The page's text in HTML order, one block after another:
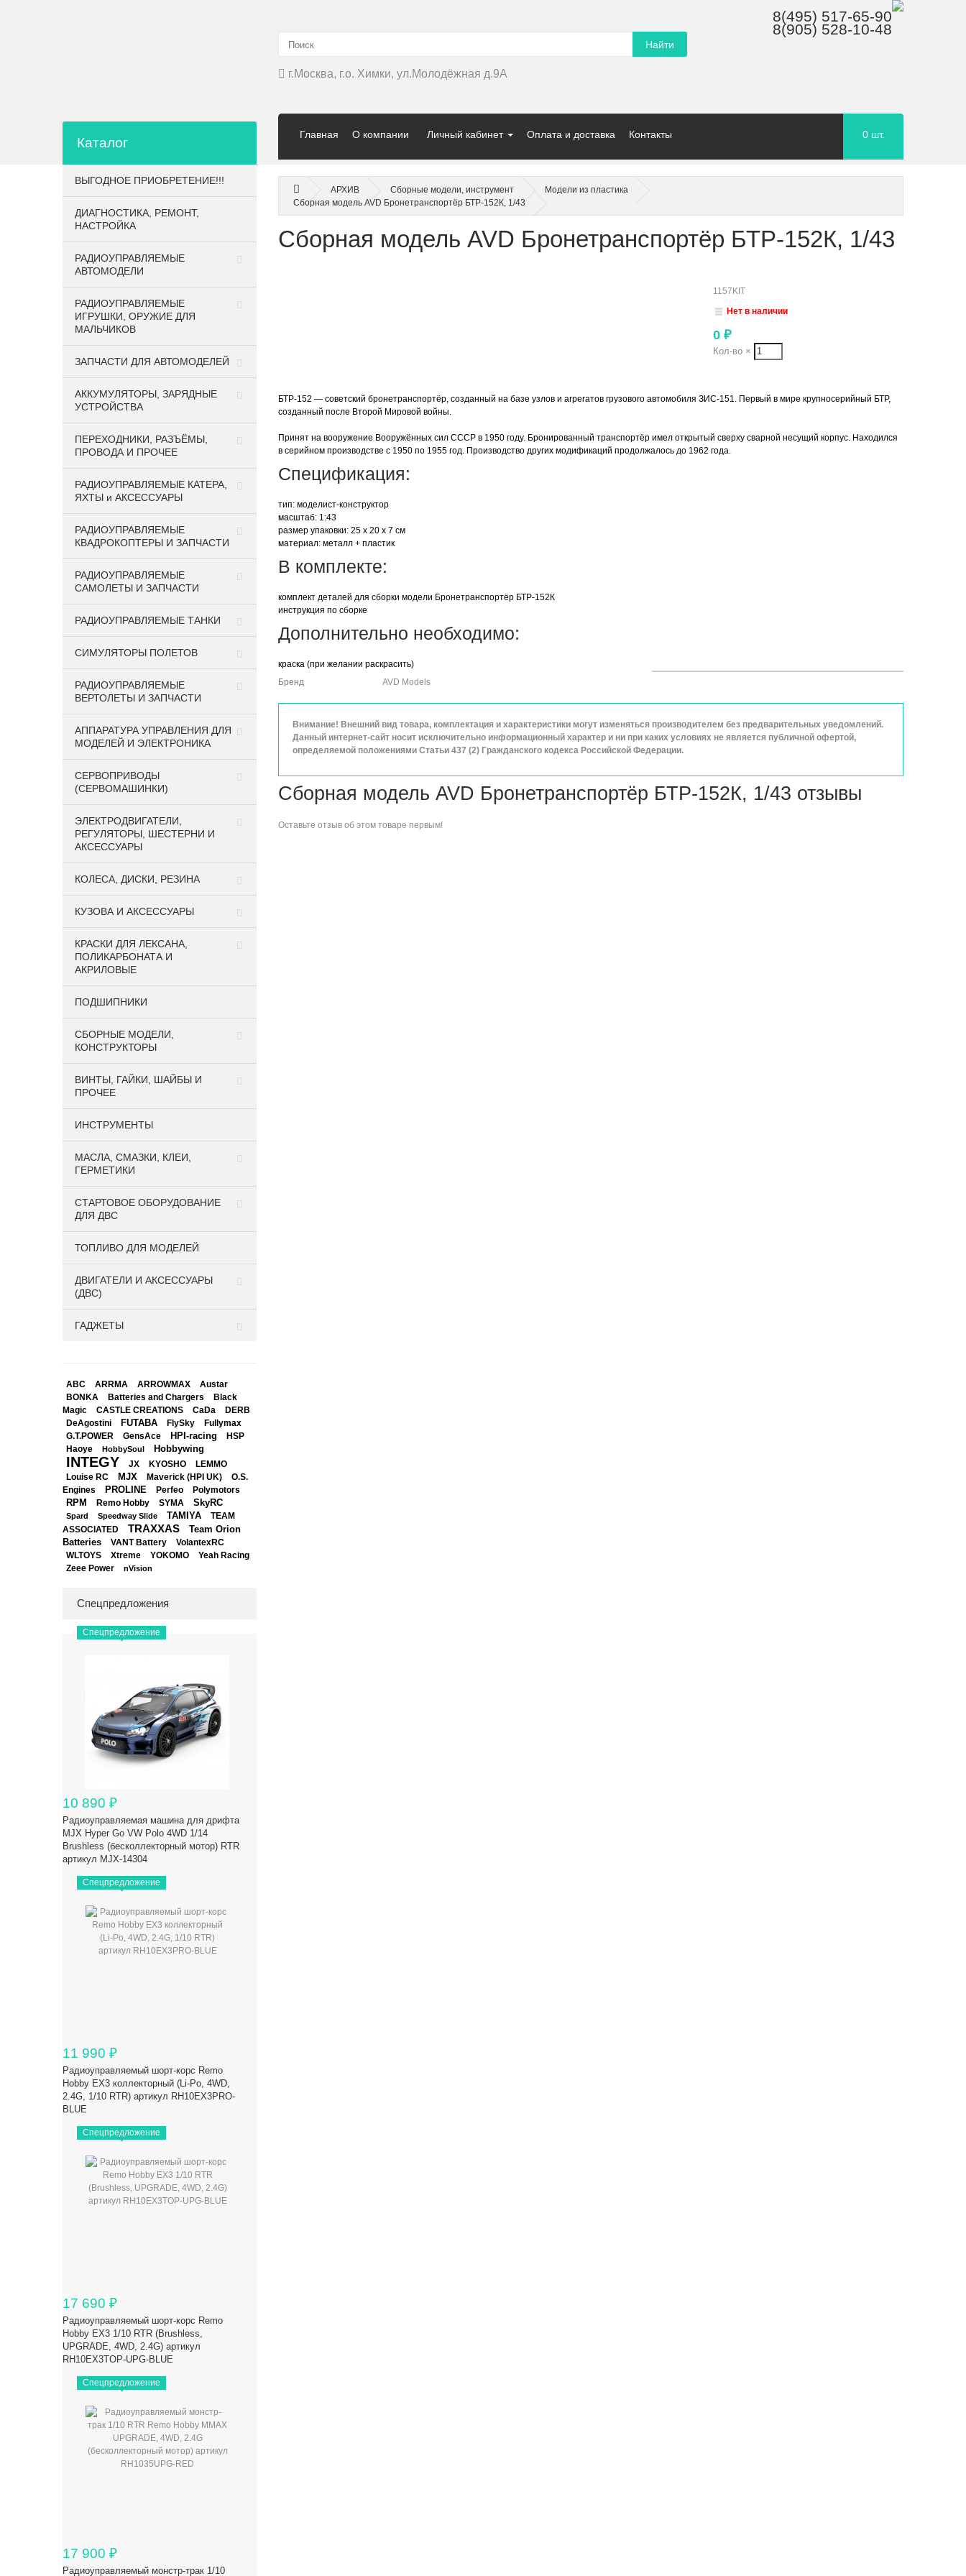
г.Москва, г.о. Химки, ул.Молодёжная д.9А
8(495) 517-65-90
8(905) 528-10-48
Главная О компании Личный кабинет Оплата и доставка Контакты 0 шт.
Каталог
ВЫГОДНОЕ ПРИОБРЕТЕНИЕ!!!
ДИАГНОСТИКА, РЕМОНТ,
НАСТРОЙКА
РАДИОУПРАВЛЯЕМЫЕ
АВТОМОДЕЛИ
РАДИОУПРАВЛЯЕМЫЕ
ИГРУШКИ, ОРУЖИЕ ДЛЯ
МАЛЬЧИКОВ
ЗАПЧАСТИ ДЛЯ АВТОМОДЕЛЕЙ
АККУМУЛЯТОРЫ, ЗАРЯДНЫЕ
УСТРОЙСТВА
ПЕРЕХОДНИКИ, РАЗЪЁМЫ,
ПРОВОДА И ПРОЧЕЕ
РАДИОУПРАВЛЯЕМЫЕ КАТЕРА,
ЯХТЫ и АКСЕССУАРЫ
РАДИОУПРАВЛЯЕМЫЕ
КВАДРОКОПТЕРЫ И ЗАПЧАСТИ
РАДИОУПРАВЛЯЕМЫЕ
САМОЛЕТЫ И ЗАПЧАСТИ
РАДИОУПРАВЛЯЕМЫЕ ТАНКИ
СИМУЛЯТОРЫ ПОЛЕТОВ
РАДИОУПРАВЛЯЕМЫЕ
ВЕРТОЛЕТЫ И ЗАПЧАСТИ
АППАРАТУРА УПРАВЛЕНИЯ ДЛЯ
МОДЕЛЕЙ И ЭЛЕКТРОНИКА
СЕРВОПРИВОДЫ
(СЕРВОМАШИНКИ)
ЭЛЕКТРОДВИГАТЕЛИ,
РЕГУЛЯТОРЫ, ШЕСТЕРНИ И
АКСЕССУАРЫ
КОЛЕСА, ДИСКИ, РЕЗИНА
КУЗОВА И АКСЕССУАРЫ
КРАСКИ ДЛЯ ЛЕКСАНА,
ПОЛИКАРБОНАТА И
АКРИЛОВЫЕ
ПОДШИПНИКИ
CБОРНЫЕ МОДЕЛИ,
КОНСТРУКТОРЫ
ВИНТЫ, ГАЙКИ, ШАЙБЫ И
ПРОЧЕЕ
ИНСТРУМЕНТЫ
МАСЛА, СМАЗКИ, КЛЕИ,
ГЕРМЕТИКИ
СТАРТОВОЕ ОБОРУДОВАНИЕ
ДЛЯ ДВС
ТОПЛИВО ДЛЯ МОДЕЛЕЙ
ДВИГАТЕЛИ И АКСЕССУАРЫ
(ДВС)
ГАДЖЕТЫ
ABC ARRMA ARROWMAX Austar
BONKA Batteries and Chargers
Black
Magic
CASTLE CREATIONS CaDa DERB
DeAgostini FUTABA FlySky Fullymax
G.T.POWER GensAce HPI-racing
HSP
Haoye
HobbySoul Hobbywing
INTEGY JX KYOSHO
LEMMO
Louise RC
MJX Maverick (HPI UK)
O.S.
Engines
PROLINE Perfeo Polymotors
RPM Remo Hobby SYMA SkyRC
Spard Speedway Slide TAMIYA
TEAM
ASSOCIATED
TRAXXAS
Team Orion
Batteries
VANT Battery VolantexRC
WLTOYS Xtreme YOKOMO Yeah Racing
Zeee Power nVision
Спецпредложения
Спецпредложение
10 890 ₽
Радиоуправляемая машина для дрифта
MJX Hyper Go VW Polo 4WD 1/14
Brushless (бесколлекторный мотор) RTR
артикул MJX-14304
Спецпредложение
11 990 ₽
Радиоуправляемый шорт-корс Remo
Hobby EX3 коллекторный (Li-Po, 4WD,
2.4G, 1/10 RTR) артикул RH10EX3PRO-
BLUE
Спецпредложение
17 690 ₽
Радиоуправляемый шорт-корс Remo
Hobby EX3 1/10 RTR (Brushless,
UPGRADE, 4WD, 2.4G) артикул
RH10EX3TOP-UPG-BLUE
Спецпредложение
17 900 ₽
Радиоуправляемый монстр-трак 1/10
АРХИВ Сборные модели, инструмент
Модели из пластика
Сборная модель AVD Бронетранспортёр БТР-152К, 1/43
Сборная модель AVD Бронетранспортёр БТР-152К, 1/43
1157KIT
Нет в наличии
0 ₽
Кол-во ×
БТР-152 — советский бронетранспортёр, созданный на базе узлов и агрегатов грузового автомобиля ЗИС-151. Первый в мире крупносерийный БТР,
созданный после Второй Мировой войны.
Принят на вооружение Вооружённых сил СССР в 1950 году. Бронированный транспортёр имел открытый сверху сварной несущий корпус. Находился
в серийном производстве с 1950 по 1955 год. Производство других модификаций продолжалось до 1962 года.
Спецификация:
тип: моделист-конструктор
масштаб: 1:43
размер упаковки: 25 x 20 x 7 см
материал: металл + пластик
В комплекте:
комплект деталей для сборки модели Бронетранспортёр БТР-152К
инструкция по сборке
Дополнительно необходимо:
краска (при желании раскрасить)
Бренд
AVD Models
Внимание! Внешний вид товара, комплектация и характеристики могут изменяться производителем без предварительных уведомлений.
Данный интернет-сайт носит исключительно информационный характер и ни при каких условиях не является публичной офертой,
определяемой положениями Статьи 437 (2) Гражданского кодекса Российской Федерации.
Сборная модель AVD Бронетранспортёр БТР-152К, 1/43 отзывы
Оставьте отзыв об этом товаре первым!